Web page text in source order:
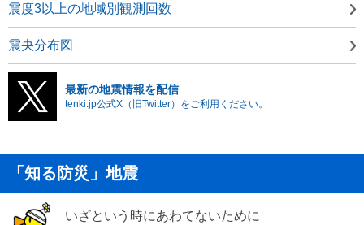
震度3以上の地域別観測回数
震央分布図
最新の地震情報を配信
tenki.jp公式X（旧Twitter）をご利用ください。
「知る防災」地震
いざという時にあわてないために